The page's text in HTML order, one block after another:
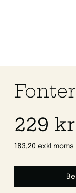
229 kr
183,20 exkl moms